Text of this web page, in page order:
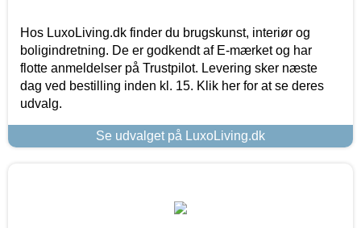
Hos LuxoLiving.dk finder du brugskunst, interiør og
boligindretning. De er godkendt af E-mærket og har
flotte anmeldelser på Trustpilot. Levering sker næste
dag ved bestilling inden kl. 15. Klik her for at se deres
udvalg.
Se udvalget på LuxoLiving.dk